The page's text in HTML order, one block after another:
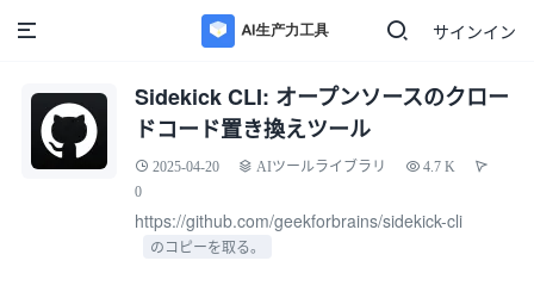
サインイン
Sidekick CLI: オープンソースのクロー
ドコード置き換えツール
2025-04-20 AIツールライブラリ
4.7 K
0
https://github.com/geekforbrains/sidekick-cli
のコピーを取る。